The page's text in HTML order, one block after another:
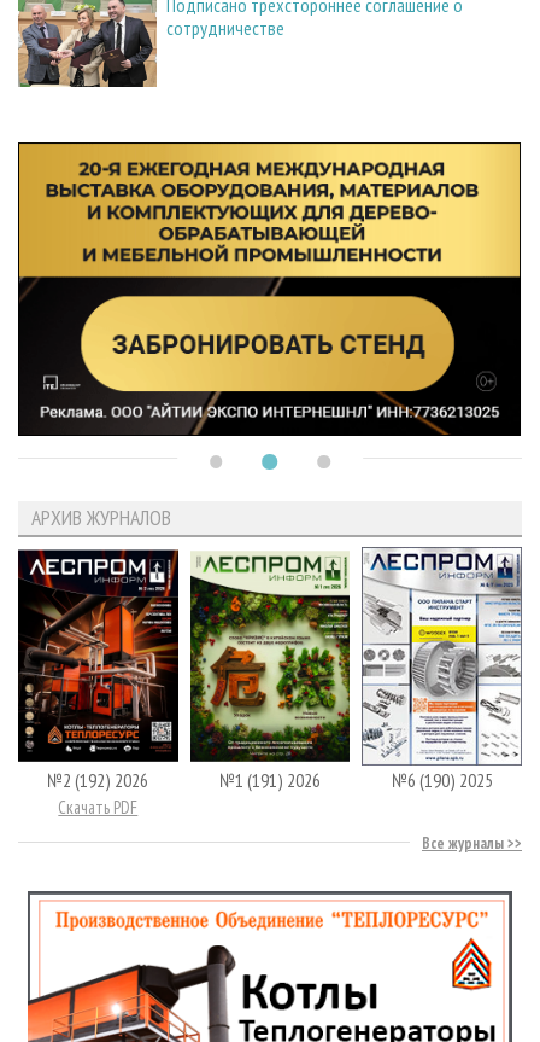
Подписано трехстороннее соглашение о
сотрудничестве
АРХИВ ЖУРНАЛОВ
№2 (192) 2026
Скачать PDF
№1 (191) 2026 №6 (190) 2025
Все журналы